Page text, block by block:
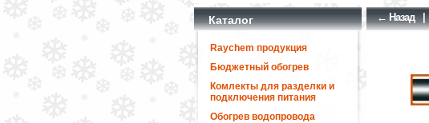
Каталог
Raychem продукция
Бюджетный обогрев
Комлекты для разделки и
подключения питания
Обогрев водопровода
← Назад |